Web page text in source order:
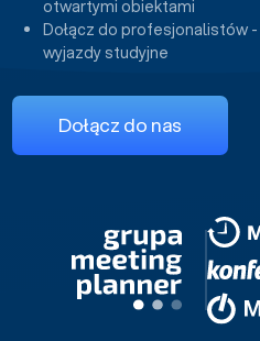
otwartymi obiektami
Dołącz do profesjonalistów
wyjazdy studyjne
Dołącz do nas